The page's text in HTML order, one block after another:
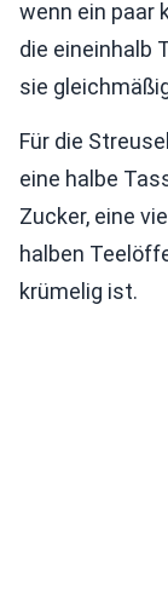
wenn ein paar
die eineinhalb
sie
Für die
eine halbe
Zucker, eine
halben
krümelig ist.